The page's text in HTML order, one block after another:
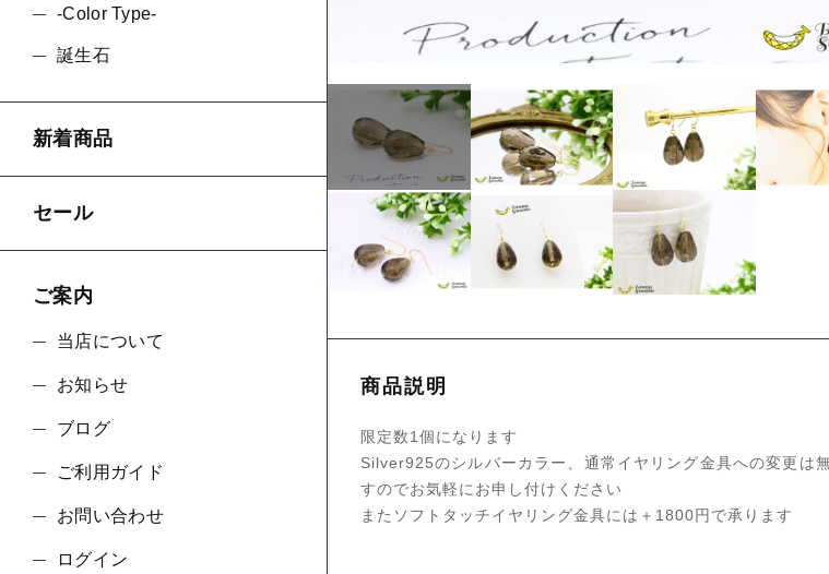
商品説明
限定数1個になります
Silver925のシルバーカラー、通常イヤリング金具への変更は
すのでお気軽にお申し付けください
またソフトタッチイヤリング金具には＋1800円で承ります
-Color Type-
誕生石
新着商品
セール
ご案内
当店について
お知らせ
ブログ
ご利用ガイド
お問い合わせ
ログイン
ショッピングを続ける